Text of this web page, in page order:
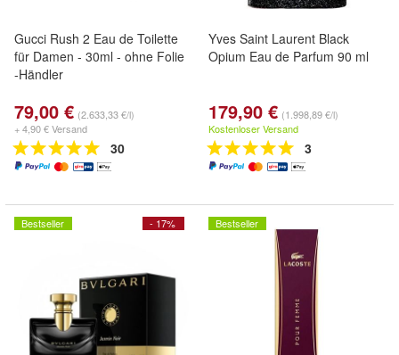
Gucci Rush 2 Eau de Toilette
für Damen - 30ml - ohne Folie
-Händler
79,00 € (2.633,33 €/l)
+ 4,90 € Versand
30
Yves Saint Laurent Black
Opium Eau de Parfum 90 ml
179,90 € (1.998,89 €/l)
Kostenloser Versand
3
- 17%
Bestseller Bestseller